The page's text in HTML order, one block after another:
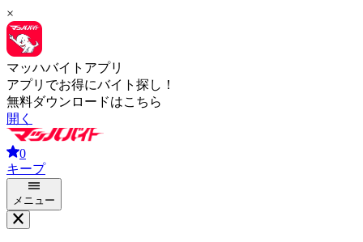
×
マッハバイトアプリ
アプリでお得にバイト探し！
無料ダウンロードはこちら
開く
0
キープ
メニュー